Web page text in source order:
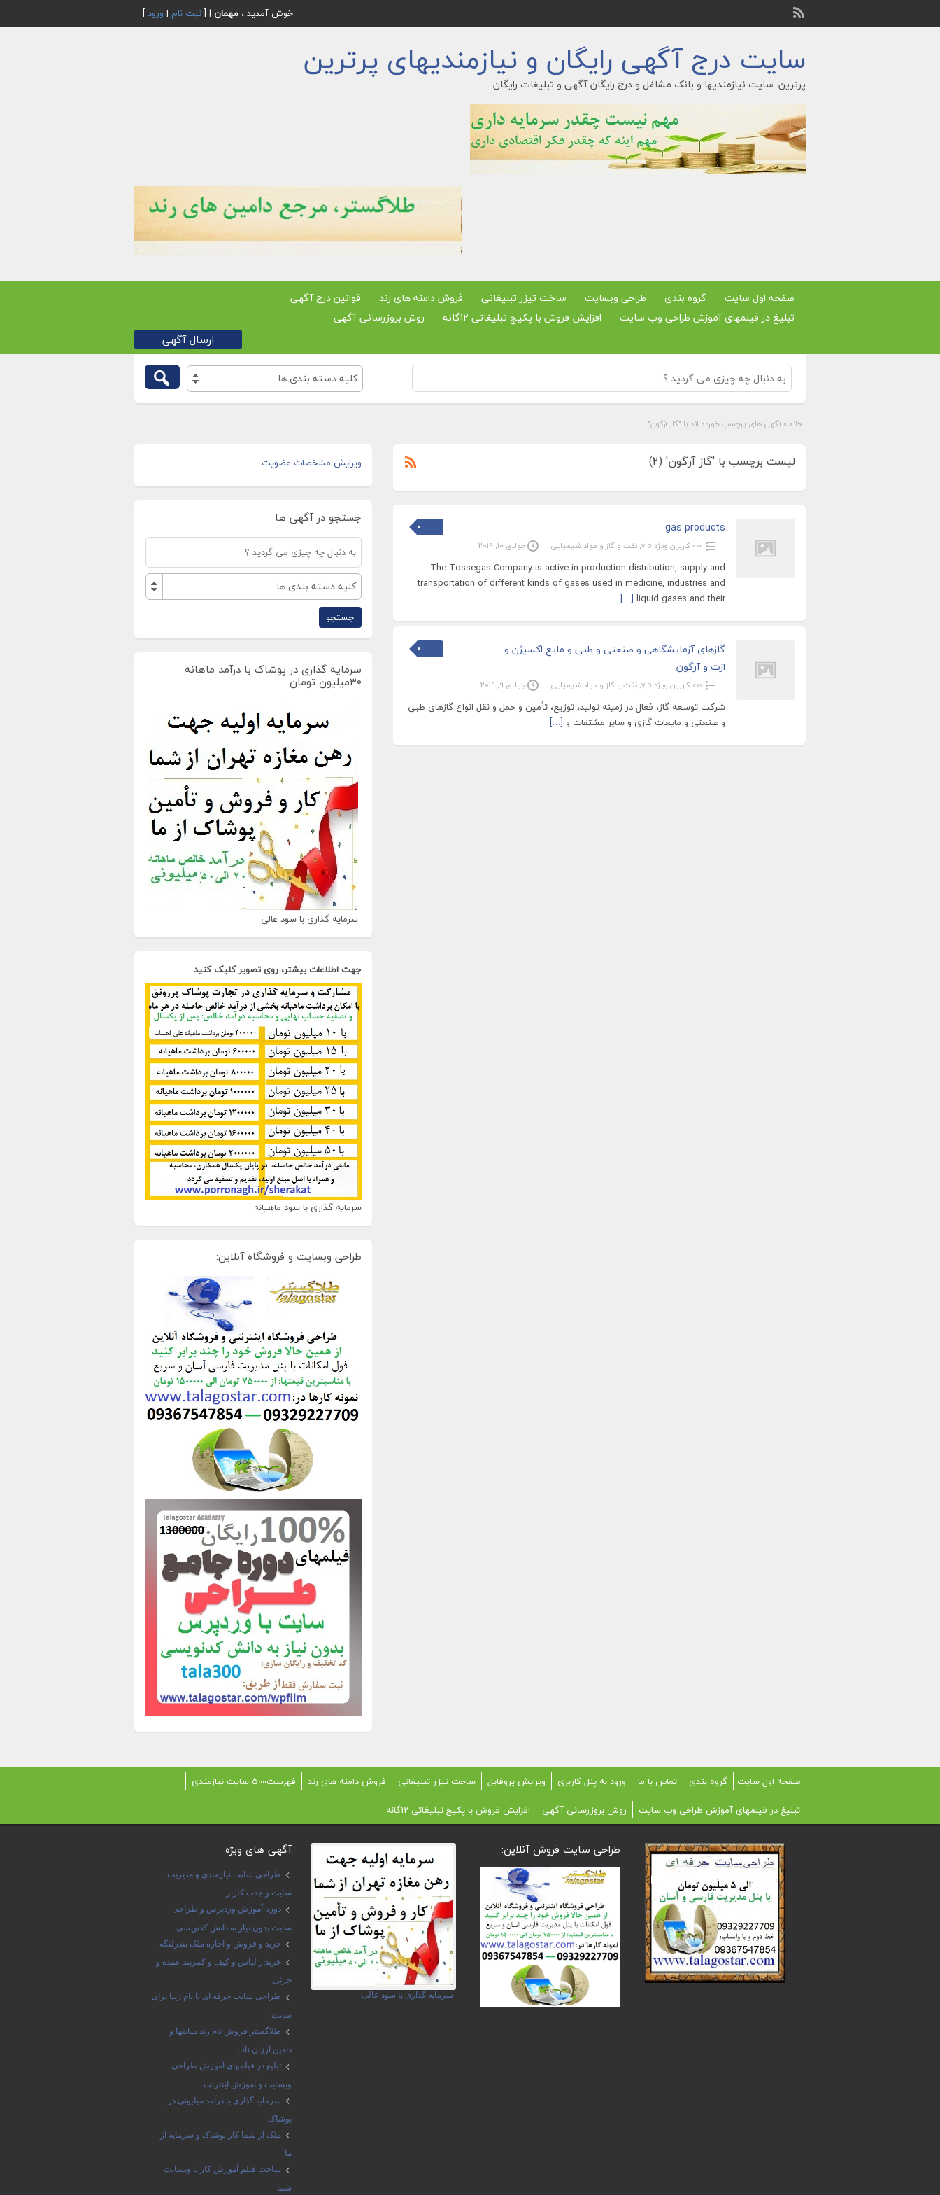
خوش آمدید ، مهمان ! [ثبت نام | ورود]
سایت درج آگهی رایگان و نیازمندیهای پرترین
پرترین: سایت نیازمندیها و بانک مشاغل و درج رایگان آگهی و تبلیغات رایگان
صفحه اول سایت گروه بندی طراحی وبسایت ساخت تیزر تبلیغاتی فروش دامنه های رند
قوانین درج آگهی
تبلیغ در فیلمهای آموزش طراحی وب سایت
افزایش فروش با پکیج تبلیغاتی 12گانه روش بروزرسانی آگهی
ارسال آگهی
کلیه دسته بندی ها
خانه » آگهی های برچسب خورده اند با "گاز آرگون"
لیست برچسب با 'گاز آرگون' (2)
gas products
»»» کاربران ویژه vip , نفت و گاز و مواد شیمیایی جولای 10, 2019
The Tossegas Company is active in production distribution, supply and
transportation of different kinds of gases used in medicine, industries and
liquid gases and their
[…]
گازهای آزمایشگاهی و صنعتی و طبی و مایع اکسیژن و
ازت و آرگون
»»» کاربران ویژه vip , نفت و گاز و مواد شیمیایی جولای 9, 2019
شرکت توسعه گاز، فعال در زمینه تولید، توزیع، تأمین و حمل و نقل انواع گازهای طبی
و صنعتی و مایعات گازی و سایر مشتقات و […]
ویرایش مشخصات عضویت
جستجو در آگهی ها
کلیه دسته بندی ها
سرمایه گذاری در پوشاک با درآمد ماهانه
30میلیون تومان
سرمایه گذاری با سود عالی
جهت اطلاعات بیشتر، روی تصویر کلیک کنید
سرمایه گذاری با سود ماهیانه
طراحی وبسایت و فروشگاه آنلاین:
صفحه اول سایت گروه بندی تماس با ما ورود به پنل کاربری ویرایش پروفایل ساخت تیزر تبلیغاتی فروش دامنه های رند
فهرست500 سایت نیازمندی
تبلیغ در فیلمهای آموزش طراحی وب سایت
روش بروزرسانی آگهی افزایش فروش با پکیج تبلیغاتی 12گانه
آگهی های ویژه
طراحی سایت نیازمندی و مدیریت
سایت و جذب کاربر
دوره آموزش وردپرس و طراحی
سایت بدون نیاز به دانش کدنویسی
خرید و فروش و اجاره ملک بندرلنگه
خریدار لباس و کیف و کمربند عمده و
جزئی
طراحی سایت حرفه ای با نام زیبا برای
سایت
طلاگستر فروش نام رند سایتها و
دامین ارزان ناب
تبلیغ در فیلمهای آموزش طراحی
وبسایت و آموزش اینترنت
سرمایه گذاری با درآمد میلیونی در
پوشاک
ملک از شما کار پوشاک و سرمایه از
ما
ساخت فیلم آموزش کار با وبسایت
شما
سرمایه گذاری با سود عالی
طراحی سایت فروش آنلاین: